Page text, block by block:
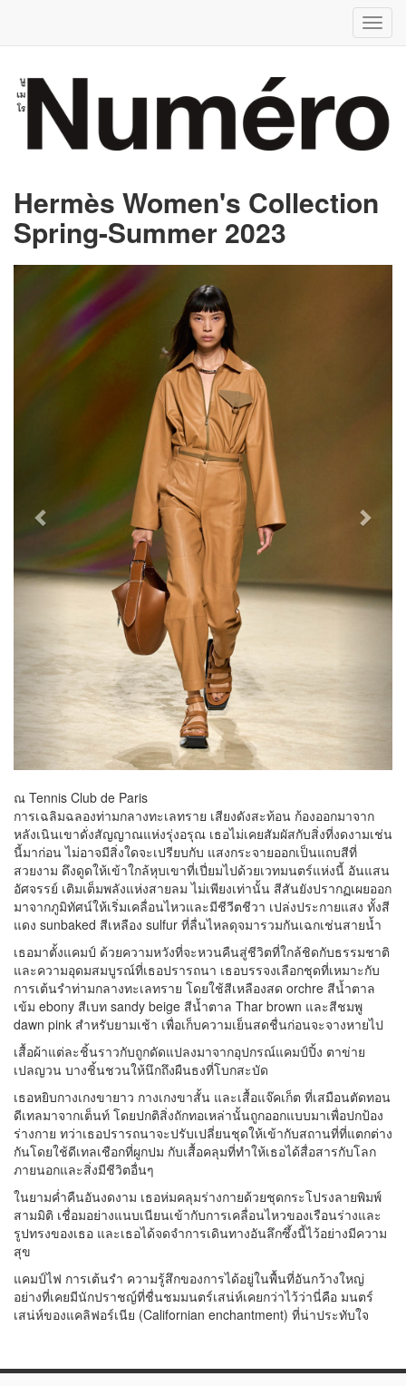
Hermès Women's Collection
Spring-Summer 2023
Previous
ณ Tennis Club de Paris
การเฉลิมฉลองท่ามกลางทะเลทราย เสียงดังสะท้อน ก้องออกมาจาก
หลังเนินเขาดั่งสัญญาณแห่งรุ่งอรุณ เธอไม่เคยสัมผัสกับสิ่งที่งดงามเช่น
นี้มาก่อน ไม่อาจมีสิ่งใดจะเปรียบกับ แสงกระจายออกเป็นแถบสีที่
สวยงาม ดึงดูดให้เข้าใกล้หุบเขาที่เปี่ยมไปด้วยเวทมนตร์แห่งนี้ อันแสน
อัศจรรย์ เติมเต็มพลังแห่งสายลม ไม่เพียงเท่านั้น สีสันยังปรากฏเผยออก
มาจากภูมิทัศน์ให้เริ่มเคลื่อนไหวและมีชีวีตชีวา เปล่งประกายแสง ทั้งสี
แดง sunbaked สีเหลือง sulfur ที่ลื่นไหลดุจมารวมกันเฉกเช่นสายน้ำ
เธอมาตั้งแคมป์ ด้วยความหวังที่จะหวนคืนสู่ชีวิตที่ใกล้ชิดกับธรรมชาติ
และความอุดมสมบูรณ์ที่เธอปรารถนา เธอบรรจงเลือกชุดที่เหมาะกับ
การเต้นรำท่ามกลางทะเลทราย โดยใช้สีเหลืองสด orchre สีน้ำตาล
เข้ม ebony สีเบท sandy beige สีน้ำตาล Thar brown และสีชมพู
dawn pink สำหรับยามเช้า เพื่อเก็บความเย็นสดชื่นก่อนจะจางหายไป
เสื้อผ้าแต่ละชิ้นราวกับถูกดัดแปลงมาจากอุปกรณ์แคมป์ปิ้ง ตาข่าย
เปลญวน บางชิ้นชวนให้นึกถึงผืนธงที่โบกสะบัด
เธอหยิบกางเกงขายาว กางเกงขาสั้น และเสื้อแจ๊คเก็ต ที่เสมือนตัดทอน
ดีเทลมาจากเต็นท์ โดยปกติสิ่งถักทอเหล่านั้นถูกออกแบบมาเพื่อปกป้อง
ร่างกาย ทว่าเธอปรารถนาจะปรับเปลี่ยนชุดให้เข้ากับสถานที่ที่แตกต่าง
กันโดยใช้ดีเทลเชือกที่ผูกปม กับเสื้อคลุมที่ทำให้เธอได้สื่อสารกับโลก
ภายนอกและสิ่งมีชีวิตอื่นๆ
ในยามค่ำคืนอันงดงาม เธอห่มคลุมร่างกายด้วยชุดกระโปรงลายพิมพ์
สามมิติ เชื่อมอย่างแนบเนียนเข้ากับการเคลื่อนไหวของเรือนร่างและ
รูปทรงของเธอ และเธอได้จดจำการเดินทางอันลึกซึ้งนี้ไว้อย่างมีความ
สุข
แคมป์ไฟ การเต้นรำ ความรู้สึกของการได้อยู่ในพื้นที่อันกว้างใหญ่
อย่างที่เคยมีนักปราชญ์ที่ชื่นชมมนตร์เสน่ห์เคยกว่าไว้ว่านี่คือ มนตร์
เสน่ห์ของแคลิฟอร์เนีย (Californian enchantment) ที่น่าประทับใจ